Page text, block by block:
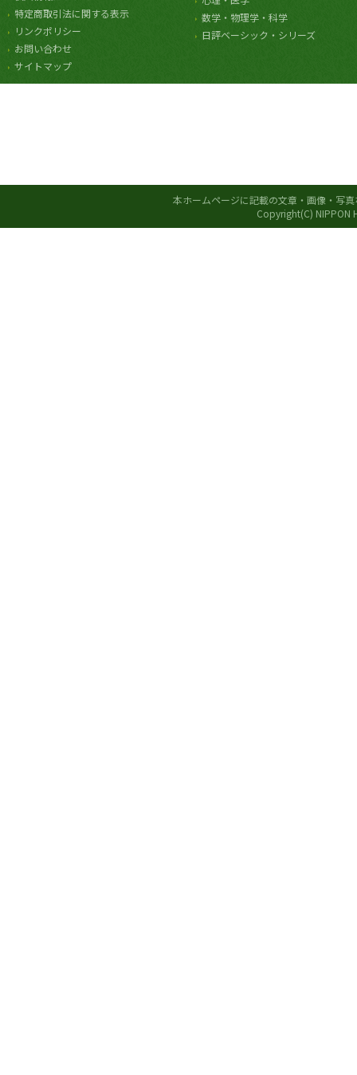
特定商取引法に関する表示
リンクポリシー
お問い合わせ
サイトマップ
数学・物理学・科学
日評ベーシック・シリーズ
本ホームページに記載の文章・画像・写
Copyright(C) NIPPON